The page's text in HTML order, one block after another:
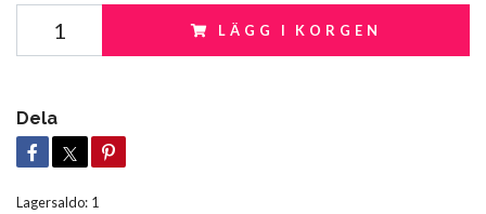
LÄGG I KORGEN
Dela
Lagersaldo: 1